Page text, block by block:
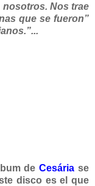
nosotros. Nos trae
que se fueron”
m deCesária se
disco es el que